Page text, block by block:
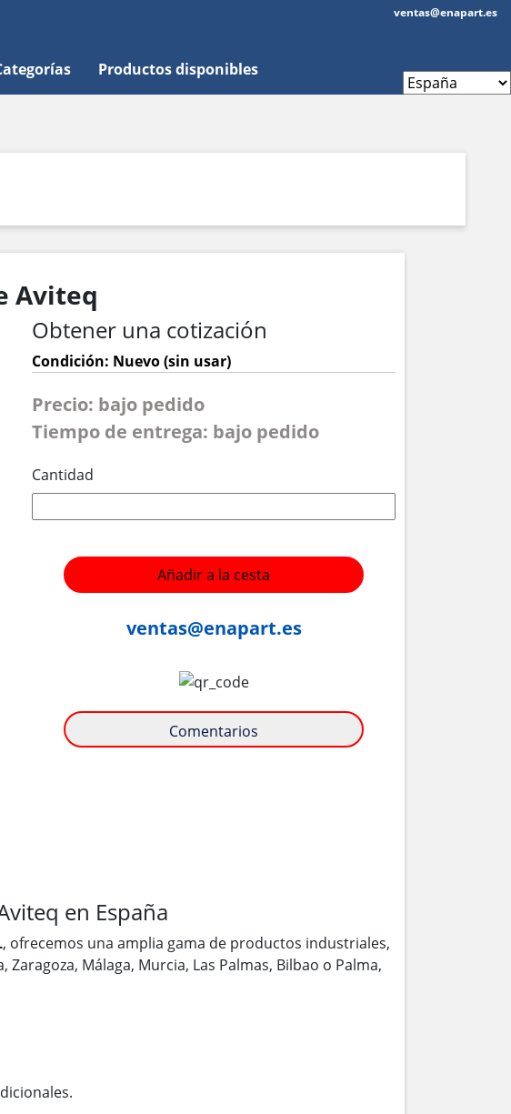
Productos disponibles
ventas@enapart.es
Aviteq
Obtener una cotización
Condición: Nuevo (sin usar)
Precio: bajo pedido
Tiempo de entrega: bajo pedido
Cantidad
Añadir a la cesta
ventas@enapart.es
Comentarios
en España
, ofrecemos una amplia gama de productos industriales,
Málaga, Murcia, Las Palmas, Bilbao o Palma,